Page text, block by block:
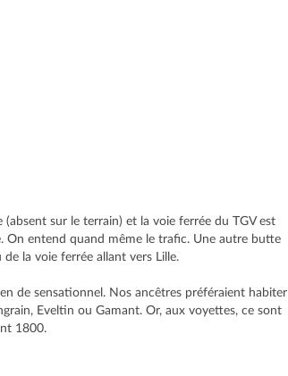
sur le terrain) et la voie ferrée du TGV est
entend quand même le trafic. Une autre butte
la voie ferrée allant vers Lille.
de sensationnel. Nos ancêtres préféraient habiter
Eveltin ou Gamant. Or, aux voyettes, ce sont
1800.